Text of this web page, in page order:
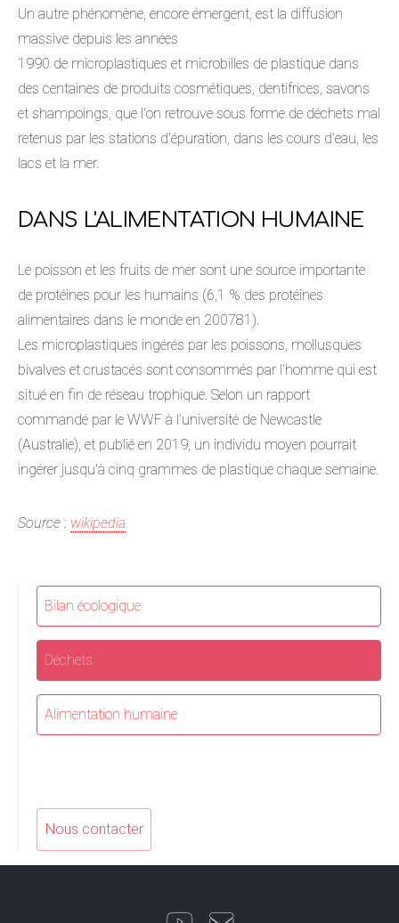
Un autre phénomène, encore émergent, est la diffusion
massive depuis les années
1990 de microplastiques et microbilles de plastique dans
des centaines de produits cosmétiques, dentifrices, savons
et shampoings, que l'on retrouve sous forme de déchets mal
retenus par les stations d'épuration, dans les cours d'eau, les
lacs et la mer.
DANS L'ALIMENTATION HUMAINE
Le poisson et les fruits de mer sont une source importante
de protéines pour les humains (6,1 % des protéines
alimentaires dans le monde en 200781).
Les microplastiques ingérés par les poissons, mollusques
bivalves et crustacés sont consommés par l'homme qui est
situé en fin de réseau trophique. Selon un rapport
commandé par le WWF à l'université de Newcastle
(Australie), et publié en 2019, un individu moyen pourrait
ingérer jusqu'à cinq grammes de plastique chaque semaine.
Source : wikipedia
Bilan écologique
Déchets
Alimentation humaine
Nous contacter